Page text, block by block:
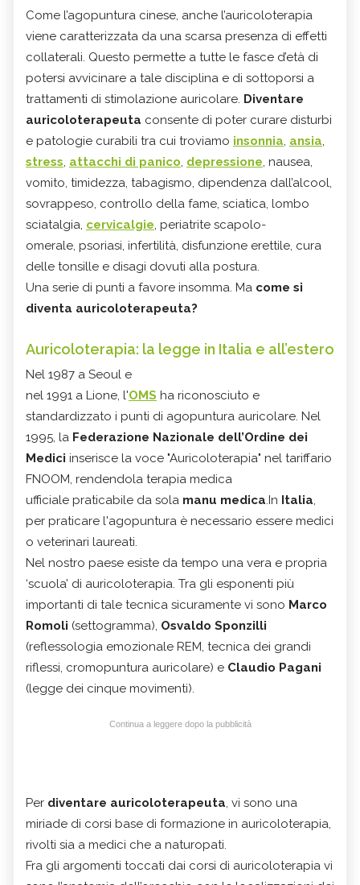
Come l’agopuntura cinese, anche l’auricoloterapia
viene caratterizzata da una scarsa presenza di effetti
collaterali. Questo permette a tutte le fasce d’età di
potersi avvicinare a tale disciplina e di sottoporsi a
trattamenti di stimolazione auricolare. Diventare
auricoloterapeuta consente di poter curare disturbi
e patologie curabili tra cui troviamo insonnia, ansia,
stress, attacchi di panico, depressione, nausea,
vomito, timidezza, tabagismo, dipendenza dall’alcool,
sovrappeso, controllo della fame, sciatica, lombo
sciatalgia, cervicalgie, periatrite scapolo-
omerale, psoriasi, infertilità, disfunzione erettile, cura
delle tonsille e disagi dovuti alla postura.
Una serie di punti a favore insomma. Ma come si
diventa auricoloterapeuta?
Auricoloterapia: la legge in Italia e all’estero
Nel 1987 a Seoul e
nel 1991 a Lione, l'OMS ha riconosciuto e
standardizzato i punti di agopuntura auricolare. Nel
1995, la Federazione Nazionale dell’Ordine dei
Medici inserisce la voce "Auricoloterapia" nel tariffario
FNOOM, rendendola terapia medica
ufficiale praticabile da sola manu medica.In Italia,
per praticare l'agopuntura è necessario essere medici
o veterinari laureati.
Nel nostro paese esiste da tempo una vera e propria
‘scuola’ di auricoloterapia. Tra gli esponenti più
importanti di tale tecnica sicuramente vi sono Marco
Romoli (settogramma), Osvaldo Sponzilli
(reflessologia emozionale REM, tecnica dei grandi
riflessi, cromopuntura auricolare) e Claudio Pagani
(legge dei cinque movimenti).
Continua a leggere dopo la pubblicità
Per diventare auricoloterapeuta, vi sono una
miriade di corsi base di formazione in auricoloterapia,
rivolti sia a medici che a naturopati.
Fra gli argomenti toccati dai corsi di auricoloterapia vi